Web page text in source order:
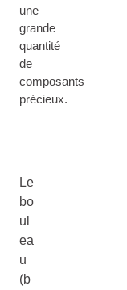
une
grande
quantité
de
composants
précieux.
Le
bo
ul
ea
u
(b